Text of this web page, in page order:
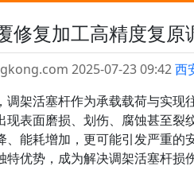
修复加工高精度复原
2025-07-23 09:42西
架活塞杆作为承载载荷与实现
表面磨损、划伤、腐蚀甚至裂
、能耗增加，更可能引发严重的
特优势，成为解决调架活塞杆损